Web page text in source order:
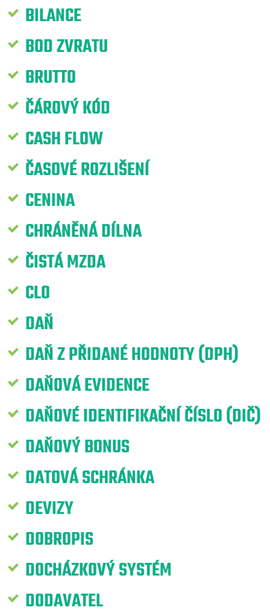
BILANCE
BOD ZVRATU
BRUTTO
ČÁROVÝ KÓD
CASH FLOW
ČASOVÉ ROZLIŠENÍ
CENINA
CHRÁNĚNÁ DÍLNA
ČISTÁ MZDA
CLO
DAŇ
DAŇ Z PŘIDANÉ HODNOTY (DPH)
DAŇOVÁ EVIDENCE
DAŇOVÉ IDENTIFIKAČNÍ ČÍSLO (DIČ)
DAŇOVÝ BONUS
DATOVÁ SCHRÁNKA
DEVIZY
DOBROPIS
DOCHÁZKOVÝ SYSTÉM
DODAVATEL